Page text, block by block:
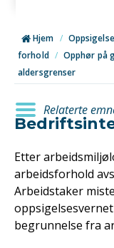
Hjem / Oppsigelse
forhold / Opphør på
aldersgrenser
Relaterte
Etter
arbeidsforhold
Arbeidstaker
begrunnelse fra